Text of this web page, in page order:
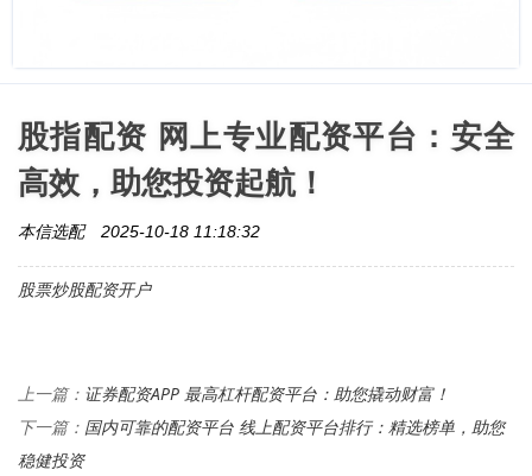
股指配资 网上专业配资平台：安全
高效，助您投资起航！
本信选配 2025-10-18 11:18:32
股票炒股配资开户
上一篇： 证券配资APP 最高杠杆配资平台：助您撬动财富！
下一篇： 国内可靠的配资平台 线上配资平台排行：精选榜单，助您
稳健投资